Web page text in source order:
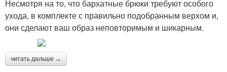
Несмотря на то, что бархатные брюки требуют особого
ухода, в комплекте с правильно подобранным верхом и,
они сделают ваш образ неповторимым и шикарным.
читать дальше →